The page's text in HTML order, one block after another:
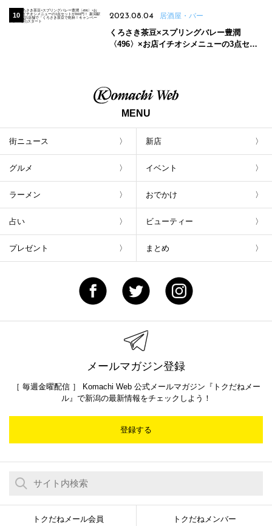
2023.08.04 居酒屋・バー
くろさき茶豆×スプリングバレー豊潤
〈496〉×お店イチオシメニューの3点セッ
MENU
街ニュース 新店
グルメ イベント
ラーメン おでかけ
占い ビューティー
プレゼント まとめ
メールマガジン登録
［ 毎週金曜配信 ］ Komachi Web 公式メールマガジン『トクだねメー
ル』で新潟の最新情報をチェックしよう！
登録する
トクだねメール会員 トクだねメンバー